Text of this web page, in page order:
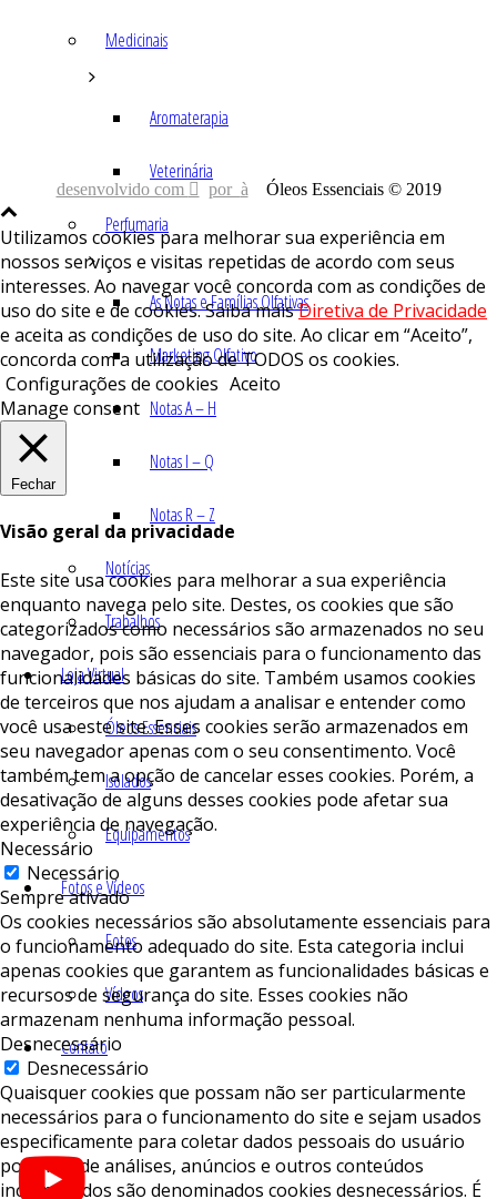
Medicinais
Aromaterapia
Veterinária
Perfumaria
As Notas e Famílias Olfativas
Marketing Olfativo
Notas A – H
Notas I – Q
Notas R – Z
Notícias
Trabalhos
Loja Virtual
Óleos Essenciais
Isolados
Equipamentos
Fotos e Vídeos
Fotos
Vídeos
Contato
desenvolvido com por Óleos Essenciais © 2019
Utilizamos cookies para melhorar sua experiência em
nossos serviços e visitas repetidas de acordo com seus
interesses. Ao navegar você concorda com as condições de
uso do site e de cookies. Saiba maisDiretiva de Privacidade
e aceita as condições de uso do site. Ao clicar em “Aceito”,
concorda com a utilização de TODOS os cookies.
Configurações de cookies Aceito
Manage consent
Fechar
Visão geral da privacidade
Este site usa cookies para melhorar a sua experiência
enquanto navega pelo site. Destes, os cookies que são
categorizados como necessários são armazenados no seu
navegador, pois são essenciais para o funcionamento das
funcionalidades básicas do site. Também usamos cookies
de terceiros que nos ajudam a analisar e entender como
você usa este site. Esses cookies serão armazenados em
seu navegador apenas com o seu consentimento. Você
também tem a opção de cancelar esses cookies. Porém, a
desativação de alguns desses cookies pode afetar sua
experiência de navegação.
Necessário
Necessário
Sempre ativado
Os cookies necessários são absolutamente essenciais para
o funcionamento adequado do site. Esta categoria inclui
apenas cookies que garantem as funcionalidades básicas e
recursos de segurança do site. Esses cookies não
armazenam nenhuma informação pessoal.
Desnecessário
Desnecessário
Quaisquer cookies que possam não ser particularmente
necessários para o funcionamento do site e sejam usados ​​
especificamente para coletar dados pessoais do usuário
por meio de análises, anúncios e outros conteúdos
incorporados são denominados cookies desnecessários. É